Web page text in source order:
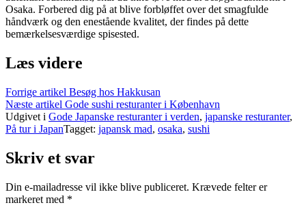
Osaka. Forbered dig på at blive forbløffet over det smagfulde
håndværk og den enestående kvalitet, der findes på dette
bemærkelsesværdige spisested.
Læs videre
Forrige artikel Besøg hos Hakkusan
Næste artikel Gode sushi resturanter i København
Udgivet i Gode Japanske resturanter i verden, japanske resturanter,
På tur i JapanTagget: japansk mad, osaka, sushi
Skriv et svar
Din e-mailadresse vil ikke blive publiceret. Krævede felter er
markeret med *